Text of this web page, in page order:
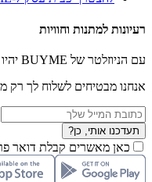
רעיונות למתנות וחוויות
עם הניוזלטר של BUYME יהיו לך תמיד רעיונות מפתיעים למתנות וחוויות.
אנחנו מבטיחים לשלוח לך רק
תעדכנו אותי, כן?
כאן מאשרים קבלת דואר